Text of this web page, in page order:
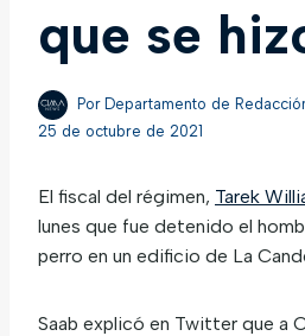
que se
Por Departamento de
25 de octubre de 2021
El fiscal del régimen, Tarek
lunes que fue detenido el
perro en un edificio de La
Saab explicó en Twitter que a